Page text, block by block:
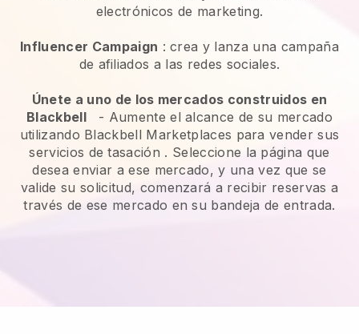
electrónicos de marketing.
Influencer Campaign : crea y lanza una campaña
de afiliados a las redes sociales.
Únete a uno de los mercados construidos en
Blackbell
- Aumente el alcance de su mercado
utilizando Blackbell Marketplaces para vender sus
servicios de tasación . Seleccione la página que
desea enviar a ese mercado, y una vez que se
valide su solicitud, comenzará a recibir reservas a
través de ese mercado en su bandeja de entrada.